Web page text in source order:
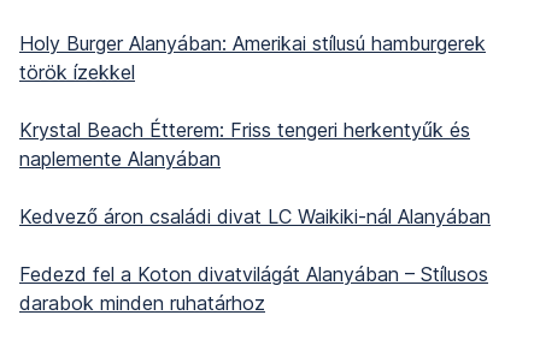
Holy Burger Alanyában: Amerikai stílusú hamburgerek
török ízekkel
Krystal Beach Étterem: Friss tengeri herkentyűk és
naplemente Alanyában
Kedvező áron családi divat LC Waikiki-nál Alanyában
Fedezd fel a Koton divatvilágát Alanyában – Stílusos
darabok minden ruhatárhoz